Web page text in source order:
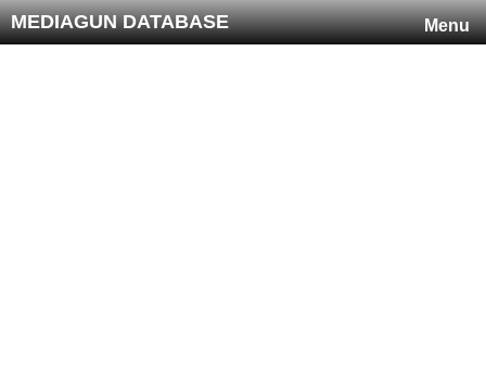
Menu
MEDIAGUN DATABASE